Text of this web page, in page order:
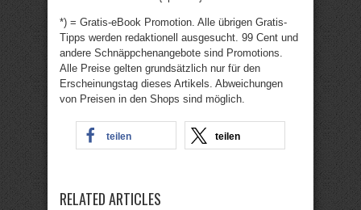
*) = Gratis-eBook Promotion. Alle übrigen Gratis-
Tipps werden redaktionell ausgesucht. 99 Cent und
andere Schnäppchenangebote sind Promotions.
Alle Preise gelten grundsätzlich nur für den
Erscheinungstag dieses Artikels. Abweichungen
von Preisen in den Shops sind möglich.
teilen teilen
RELATED ARTICLES